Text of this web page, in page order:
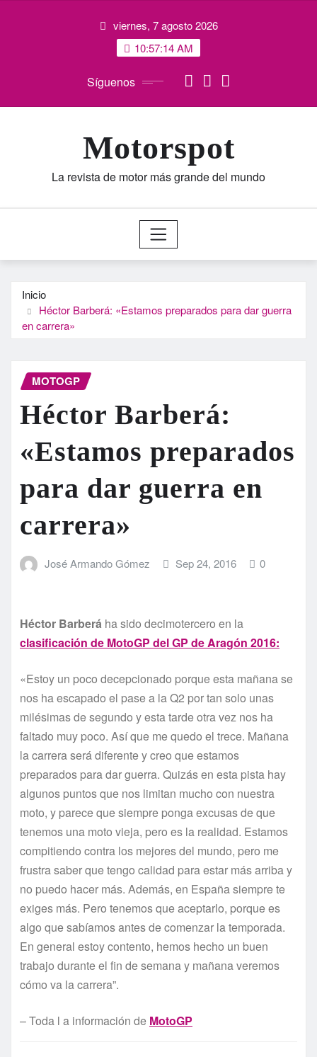
viernes, 7 agosto 2026
10:57:15 AM
Síguenos
Motorspot
La revista de motor más grande del mundo
Inicio
Héctor Barberá: «Estamos preparados para dar guerra
en carrera»
MOTOGP
Héctor Barberá:
«Estamos preparados
para dar guerra en
carrera»
José Armando Gómez Sep 24, 2016 0
Héctor Barberá ha sido decimotercero en la
clasificación de MotoGP del GP de Aragón 2016:
«Estoy un poco decepcionado porque esta mañana se
nos ha escapado el pase a la Q2 por tan solo unas
milésimas de segundo y esta tarde otra vez nos ha
faltado muy poco. Así que me quedo el trece. Mañana
la carrera será diferente y creo que estamos
preparados para dar guerra. Quizás en esta pista hay
algunos puntos que nos limitan mucho con nuestra
moto, y parece que siempre ponga excusas de que
tenemos una moto vieja, pero es la realidad. Estamos
compitiendo contra los mejores del mundo, pero me
frustra saber que tengo calidad para estar más arriba y
no puedo hacer más. Además, en España siempre te
exiges más. Pero tenemos que aceptarlo, porque es
algo que sabíamos antes de comenzar la temporada.
En general estoy contento, hemos hecho un buen
trabajo durante el fin de semana y mañana veremos
cómo va la carrera”.
– Toda l a información de MotoGP